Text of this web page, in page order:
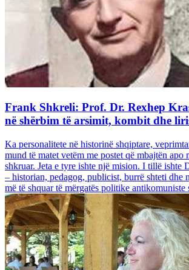
Frank Shkreli: Prof. Dr. Rexhep
në shërbim të arsimit, kombit dhe
Ka personalitete në historinë shqiptare,
mund të matet vetëm me postet që mbajtën apo
shkruar. Jeta e tyre ishte një mision. I tillë ishte
– historian, pedagog, publicist, burrë shteti dhe
më të shquar të mërgatës politike antikomuniste